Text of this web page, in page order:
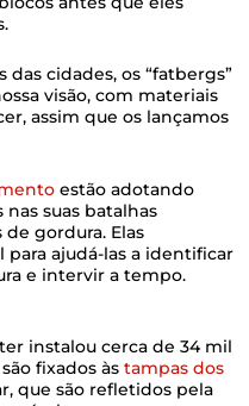
cidades, os “fatbergs”
visão, com materiais
assim que os lançamos
estão adotando
suas batalhas
gordura. Elas
ajudá-las a identificar
e intervir a tempo.
instalou cerca de 34 mil
fixados às tampas dos
que são refletidos pela